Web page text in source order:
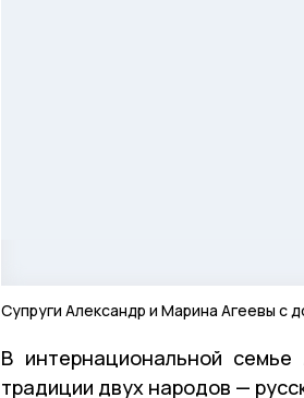
Супруги Александр и Марина Агеевы с
В интернациональной
традиции двух народов —